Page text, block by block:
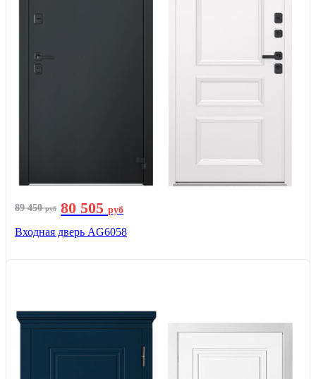
89 450руб 80 505 руб
Входная дверь AG6058